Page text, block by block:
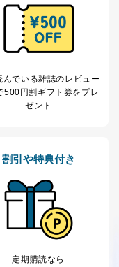
ディレクター 前
用目的は次のとお
ため
る商品、サービ
ン等の広告の案内
ない形で取得した
履歴等の情報を分
嗜好に
んでいる雑誌のレビュー
500円割ギフト券をプレ
ゼント
割引や特典付き
定期購読なら